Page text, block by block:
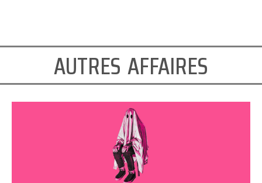
autres affaires